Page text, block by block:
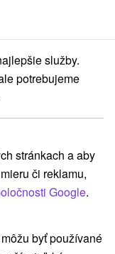
kraj Nimnica
(1)
služby.
potrebujeme
stránkach a aby
či reklamu,
Google.
byť používané